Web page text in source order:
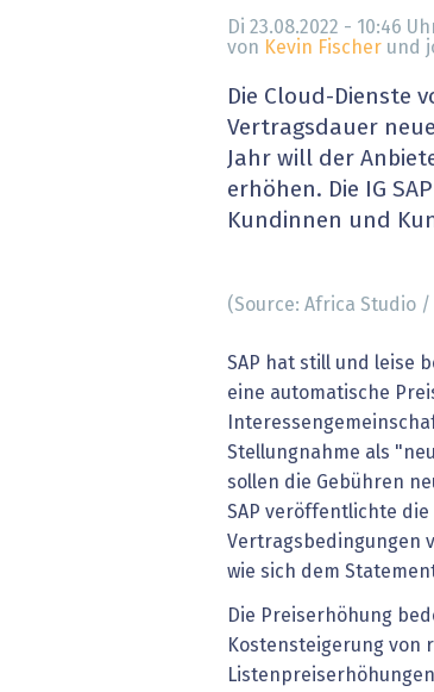
» alle News
Di 23.08.2022 - 10:46
von Kevin Fischer und
Die Cloud-Dienste
Vertragsdauer
Jahr will der
erhöhen. Die IG
Kundinnen und
(Source: Africa Studio /
SAP hat still und leise
eine automatische
Stellungnahme als
sollen die Gebühren
SAP veröffentlichte
Vertragsbedingungen
wie sich dem
Die Preiserhöhung
Kostensteigerung von